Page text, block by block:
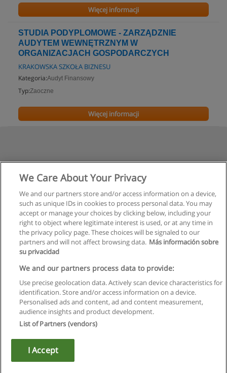
Więcej informacji
STUDIA PODYPLOMOWE - ZARZĄDZNIE
AUDYTEM WEWNĘTRZNYM W
ORGANIZACJACH GOSPODARCZYCH
KRAKOWSKA SZKOŁA BIZNESU
Kategoria:Audyt Finansowy
Typ:Zaoczne
Więcej informacji
Regulamin
Polityka ochrony danych osobowych
Copyright © Educaedu Business S.L. - CIF : B-95610580: -
We Care About Your Privacy
We and our partners store and/or access information on a device,
such as unique IDs in cookies to process personal data. You may
accept or manage your choices by clicking below, including your
right to object where legitimate interest is used, or at any time in
the privacy policy page. These choices will be signaled to our
partners and will not affect browsing data. Más información sobre
su privacidad
We and our partners process data to provide:
Use precise geolocation data. Actively scan device characteristics for
identification. Store and/or access information on a device.
Personalised ads and content, ad and content measurement,
audience insights and product development.
List of Partners (vendors)
I Accept